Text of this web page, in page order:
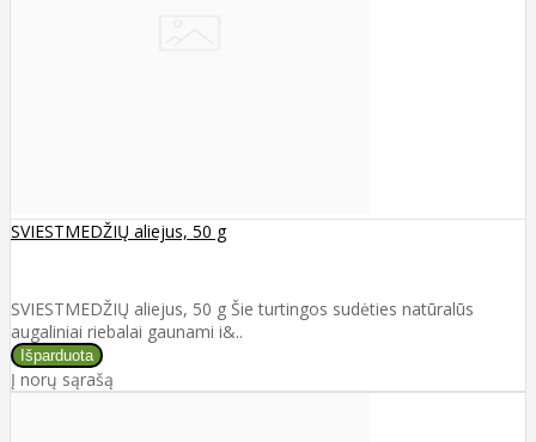
SVIESTMEDŽIŲ aliejus, 50 g
SVIESTMEDŽIŲ aliejus, 50 g Šie turtingos sudėties natūralūs
augaliniai riebalai gaunami i&..
Į norų sąrašą